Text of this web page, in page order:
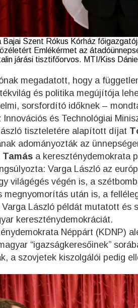
Bajai Szent Rókus Kórház
Emlékérmet az
járási tisztifőorvos. MTI/Kiss Dániel
megadatott, hogy a
és politika megújítója
sorsfordító időknek –
Innovációs és Technológiai
tiszteletére alapított díjat
adományozták az
Tamás a kereszténydemokrata
Varga László az
világégés végén is, a
megnyomorítás után is, a
László példát mutatott és
kereszténydemokráciát.
Néppárt (KDNP)
“igazságkeresőinek”
a szovjetek kiszolgálói pedig